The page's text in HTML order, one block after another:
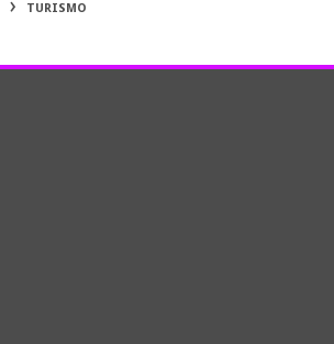
TURISMO